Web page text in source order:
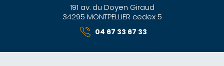
191 av. du Doyen Giraud
34295 MONTPELLIER cedex 5
04 67 33 67 33